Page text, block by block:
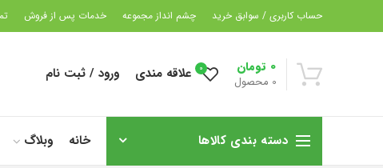
حساب کاربری / سوابق خرید چشم انداز مجموعه خدمات پس از فروش
0 محصول
0 تومان 0 علاقه مندی ورود / ثبت نام
دسته بندی کالاها خانه وبلاگ